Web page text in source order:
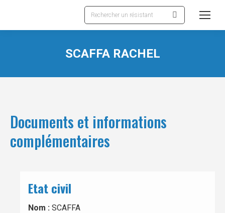
Recherche
:
SCAFFA RACHEL
Documents et informations
complémentaires
Etat civil
Nom : SCAFFA